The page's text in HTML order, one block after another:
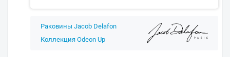
Раковины Jacob Delafon
Коллекция Odeon Up